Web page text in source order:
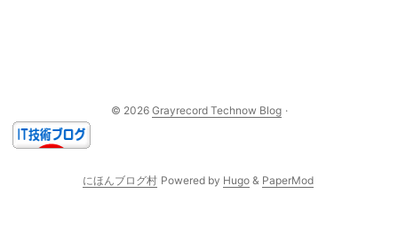
© 2026 Grayrecord Technow Blog ·
にほんブログ村 Powered by Hugo & PaperMod